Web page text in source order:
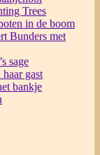
Trees
in de boom
Bunders met
sage
gast
bankje